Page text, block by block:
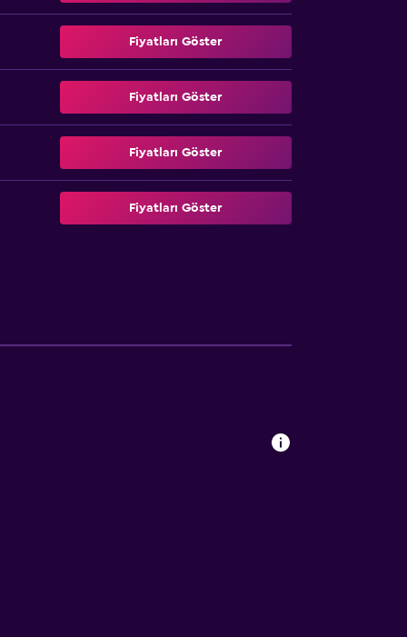
Fiyatları Göster
Fiyatları Göster
Fiyatları Göster
Fiyatları Göster